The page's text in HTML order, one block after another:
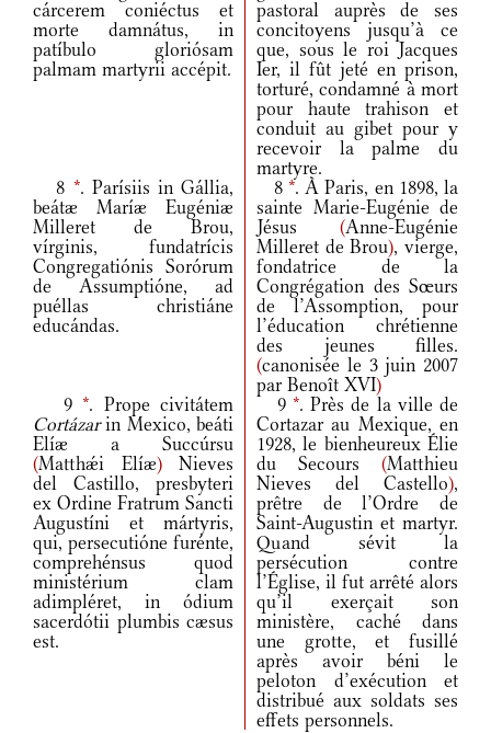
cárcerem coniéctus et
morte damnátus, in
patíbulo gloriósam
palmam martyrii accépit.
pastoral auprès de ses
concitoyens jusqu’à ce
que, sous le roi Jacques
Ier, il fût jeté en prison,
torturé, condamné à mort
pour haute trahison et
conduit au gibet pour y
recevoir la palme du
martyre.
8 *. Parísiis in Gállia,
beátæ Maríæ Eugéniæ
Milleret de Brou,
vírginis, fundatrícis
Congregatiónis Sorórum
de Assumptióne, ad
puéllas christiáne
educándas.
8 *. À Paris, en 1898, la
sainte Marie-Eugénie de
Jésus (Anne-Eugénie
Milleret de Brou), vierge,
fondatrice de la
Congrégation des Sœurs
de l’Assomption, pour
l’éducation chrétienne
des jeunes filles.
(canonisée le 3 juin 2007
par Benoît XVI)
9*. Prope civitátem
Cortázarin Mexico, beáti
Elíæ a Succúrsu
(Matthǽi Elíæ)Nieves
del Castillo, presbyteri
ex Ordine Fratrum Sancti
Augustíni et mártyris,
qui, persecutióne furénte,
comprehénsus quod
ministérium clam
adimpléret, in ódium
sacerdótii plumbis cæsus
est.
9 *. Près de la ville de
Cortazar au Mexique, en
1928, le bienheureux Élie
du Secours (Matthieu
Nieves del Castello),
prêtre de l’Ordre de
Saint-Augustin et martyr.
Quand sévit la
persécution contre
l’Église, il fut arrêté alors
qu’il exerçait son
ministère, caché dans
une grotte, et fusillé
après avoir béni le
peloton d’exécution et
distribué aux soldats ses
effets personnels.